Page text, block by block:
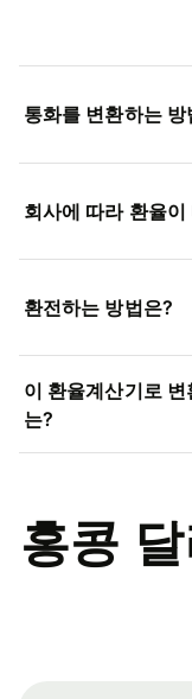
통화를 변환하는 방
회사에 따라 환율이
환전하는 방법은?
이 환율계산기로
는?
홍콩